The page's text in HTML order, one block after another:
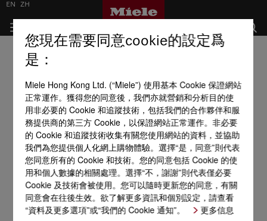
EN ZH
您現在需要同意cookie的設定爲
是：
Miele Hong Kong Ltd. (“Miele”) 使用基本 Cookie 保證網站
正常運作。獲得您的同意後，我們亦就營銷和分析目的使
用非必要的 Cookie 和追蹤技術，包括我們的合作夥伴和服
務提供商的第三方 Cookie，以保證網站正常運作。非必要
的 Cookie 和追蹤技術收集有關您使用網站的資料，並協助
我們為您提供個人化網上購物體驗。選擇“是，同意”則代表
您同意所有的 Cookie 和技術。您的同意包括 Cookie 的使
用和個人數據的相關處理。選擇“不，謝謝”則代表僅必要
Cookie 及技術會被使用。您可以隨時更新您的同意，有關
同意會在往後生效。欲了解更多資訊和個別設定，請查看
“資料及更多選項”或“我們的 Cookie 通知”。
更多信息